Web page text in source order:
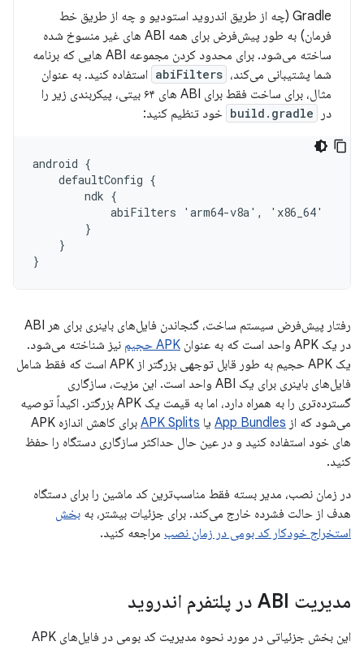
Gradle (چه از طریق اندروید استودیو و چه از طریق خط
فرمان) به طور پیش‌فرض برای همه ABI های غیر منسوخ شده
ساخته می‌شود. برای محدود کردن مجموعه ABI هایی که برنامه
شما پشتیبانی می‌کند، abiFilters استفاده کنید. به عنوان
مثال، برای ساخت فقط برای ABI های ۶۴ بیتی، پیکربندی زیر را
در
build.gradle خود تنظیم کنید:
android {
    defaultConfig {
        ndk {
            abiFilters 'arm64-v8a', 'x86_64'
        }
    }
رفتار پیش‌فرض سیستم ساخت، گنجاندن فایل‌های باینری برای هر ABI
در یک APK واحد است که به عنوان
APK حجیم
نیز شناخته می‌شود.
یک APK حجیم به طور قابل توجهی بزرگتر از APK است که فقط شامل
فایل‌های باینری برای یک ABI واحد است. این مزیت، سازگاری
گسترده‌تری را به همراه دارد، اما به قیمت یک APK بزرگتر. اکیداً توصیه
می‌شود که از App Bundles یا APK Splits
برای کاهش اندازه APK
های خود استفاده کنید و در عین حال حداکثر سازگاری دستگاه را حفظ
کنید.
در زمان نصب، مدیر بسته فقط مناسب‌ترین کد ماشین را برای دستگاه
هدف از حالت فشرده خارج می‌کند. برای جزئیات بیشتر، به بخش
استخراج خودکار کد بومی در زمان نصب مراجعه کنید.
مدیریت ABI در پلتفرم اندروید
این بخش جزئیاتی در مورد نحوه مدیریت کد بومی در فایل‌های APK